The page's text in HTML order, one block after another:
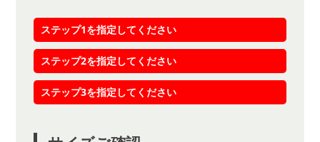
ステップ1を指定してください
ステップ2を指定してください
ステップ3を指定してください